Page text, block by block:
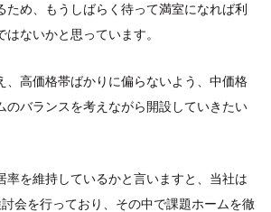
ため、もうしばらく待って満室になれば利
ないかと思っています。
、高価格帯ばかりに偏らないよう、中価格
のバランスを考えながら開設していきたい
率を維持しているかと言いますと、当社は
会を行っており、その中で課題ホームを徹